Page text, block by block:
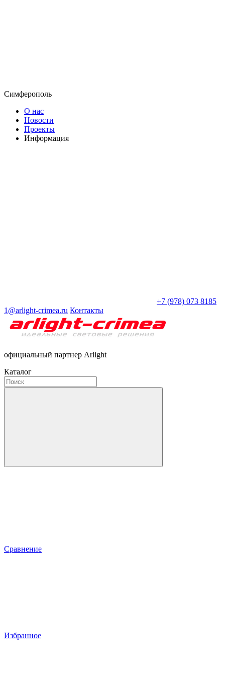
Симферополь
О нас
Новости
Проекты
Информация
+7 (978) 073 8185
1@arlight-crimea.ru Контакты
официальный партнер Arlight
Каталог
Сравнение
Избранное